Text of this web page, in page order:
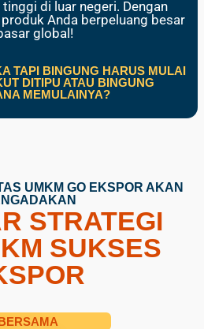
di luar negeri. Dengan
Anda berpeluang besar
global!
TAPI BINGUNG HARUS MULAI
DITIPU ATAU BINGUNG
MEMULAINYA?
UMKM GO EKSPOR AKAN
STRATEGI
SUKSES